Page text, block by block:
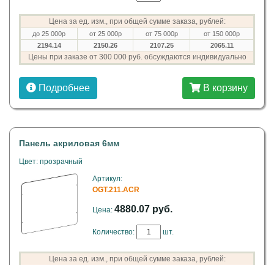
Цена за ед. изм., при общей сумме заказа, рублей:
до 25 000р от 25 000р от 75 000р
от 150 000р
2194.14
2150.26 2107.25 2065.11
Цены при заказе от 300 000 руб. обсуждаются индивидуально
Подробнее В корзину
Панель акриловая 6мм
Цвет: прозрачный
Артикул:
OGT.211.ACR
Цена: 4880.07 руб.
Количество: шт.
Цена за ед. изм., при общей сумме заказа, рублей: